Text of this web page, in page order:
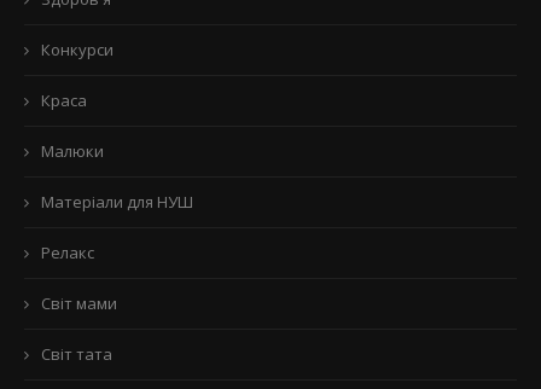
Конкурси
Краса
Малюки
Матеріали для НУШ
Релакс
Світ мами
Світ тата